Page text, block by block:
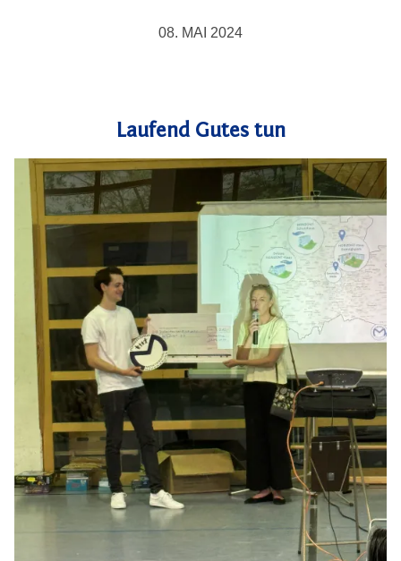
08. MAI 2024
Laufend Gutes tun